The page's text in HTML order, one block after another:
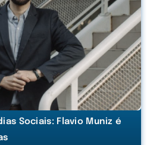
Sociais: Flavio Muniz é